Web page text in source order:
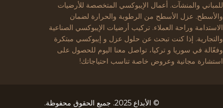
للمباني والمنشآت. أعمال الإيبوكسي المتخصصة للأرضيات
والأسطح. عزل الأسطح من الرطوبة والحرارة لضمان
الاستدامة وراحة العملاء. تركيب أرضيات الإيبوكسي الصناعية
والتجارية. إذا كنت تبحث عن حلول عزل و إيبوكسي مبتكرة
وفعّالة في سوريا و تركيا، تواصل معنا اليوم للحصول على
استشارة مجانية وعروض خاصة تناسب احتياجاتك!
© الأبداع 2025. جميع الحقوق محفوظة.